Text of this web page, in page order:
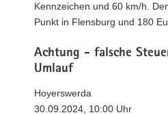
Kennzeichen und 60 km/h.
Punkt in Flensburg und 180
Achtung - falsche
Umlauf
Hoyerswerda
30.09.2024, 10:00 Uhr